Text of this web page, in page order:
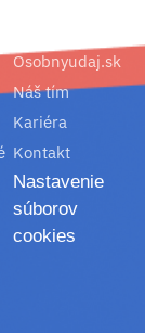
Osobnyudaj.sk
Náš tím
Kariéra
Kontakt
Nastavenie
súborov
cookies